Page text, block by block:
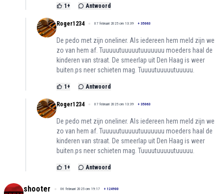
1 + Antwoord
Roger1234 07 februari 2025 om 13:39 + 35063
De pedo met zijn oneliner. Als iedereen hem meld zijn we
zo van hem af. Tuuuuutuuuuutuuuuuuu moeders haal de
kinderen van straat. De smeerlap uit Den Haag is weer
buiten.ps neer schieten mag. Tuuuutuuuuutuuuuu.
1 + Antwoord
Roger1234 07 februari 2025 om 13:39 + 35063
De pedo met zijn oneliner. Als iedereen hem meld zijn we
zo van hem af. Tuuuuutuuuuutuuuuuuu moeders haal de
kinderen van straat. De smeerlap uit Den Haag is weer
buiten.ps neer schieten mag. Tuuuutuuuuutuuuuu.
1 + Antwoord
shooter 06 februari 2025 om 19:17 + 124900